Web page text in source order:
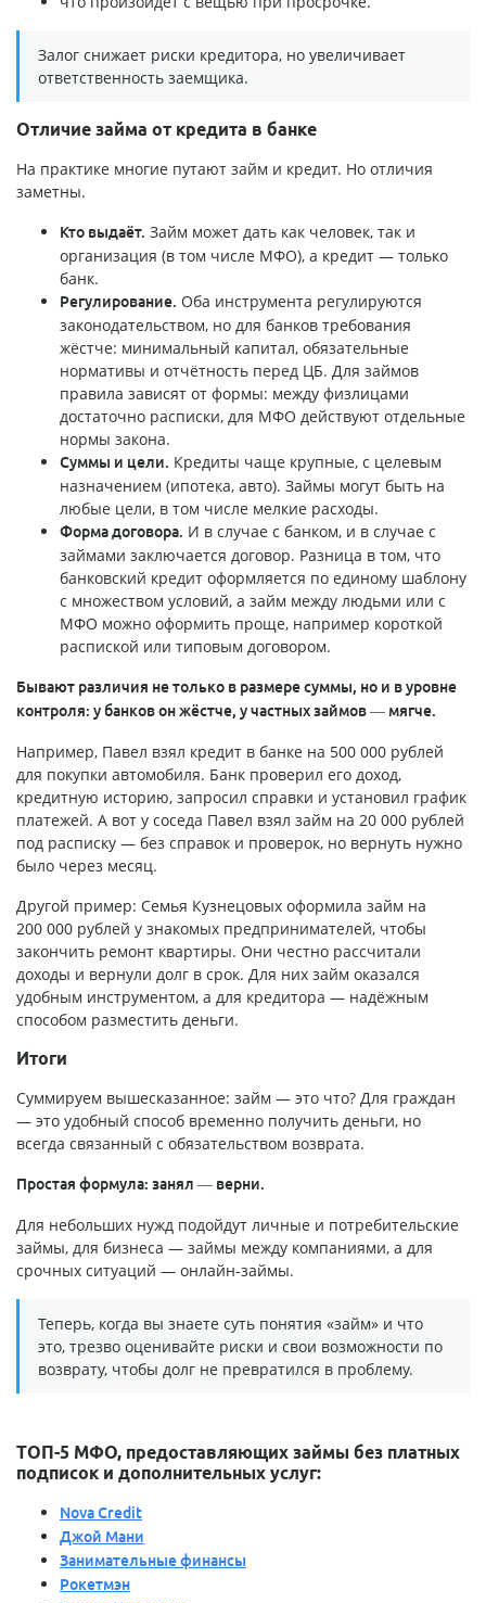
Залог снижает риски кредитора, но увеличивает
ответственность заемщика.
Отличие займа от кредита в банке
На практике многие путают займ и кредит. Но отличия
заметны.
Кто выдаёт. Займ может дать как человек, так и
организация (в том числе МФО), а кредит — только
банк.
Регулирование. Оба инструмента регулируются
законодательством, но для банков требования
жёстче: минимальный капитал, обязательные
нормативы и отчётность перед ЦБ. Для займов
правила зависят от формы: между физлицами
достаточно расписки, для МФО действуют отдельные
нормы закона.
Суммы и цели. Кредиты чаще крупные, с целевым
назначением (ипотека, авто). Займы могут быть на
любые цели, в том числе мелкие расходы.
Форма договора. И в случае с банком, и в случае с
займами заключается договор. Разница в том, что
банковский кредит оформляется по единому шаблону
с множеством условий, а займ между людьми или с
МФО можно оформить проще, например короткой
распиской или типовым договором.
Бывают различия не только в размере суммы, но и в уровне
контроля: у банков он жёстче, у частных займов — мягче.
Например, Павел взял кредит в банке на 500 000 рублей
для покупки автомобиля. Банк проверил его доход,
кредитную историю, запросил справки и установил график
платежей. А вот у соседа Павел взял займ на 20 000 рублей
под расписку — без справок и проверок, но вернуть нужно
было через месяц.
Другой пример: Семья Кузнецовых оформила займ на
200 000 рублей у знакомых предпринимателей, чтобы
закончить ремонт квартиры. Они честно рассчитали
доходы и вернули долг в срок. Для них займ оказался
удобным инструментом, а для кредитора — надёжным
способом разместить деньги.
Итоги
Суммируем вышесказанное: займ — это что? Для граждан
— это удобный способ временно получить деньги, но
всегда связанный с обязательством возврата.
Простая формула: занял — верни.
Для небольших нужд подойдут личные и потребительские
займы, для бизнеса — займы между компаниями, а для
срочных ситуаций — онлайн-займы.
Теперь, когда вы знаете суть понятия «займ» и что
это, трезво оценивайте риски и свои возможности по
возврату, чтобы долг не превратился в проблему.
ТОП-5 МФО, предоставляющих займы без платных
подписок и дополнительных услуг:
Nova Credit
Джой Мани
Занимательные финансы
Рокетмэн